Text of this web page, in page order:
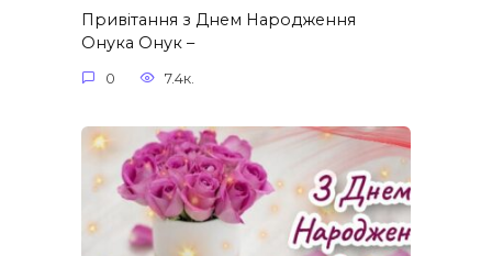
Привітання з Днем Народження
Онука Онук –
0 7.4к.